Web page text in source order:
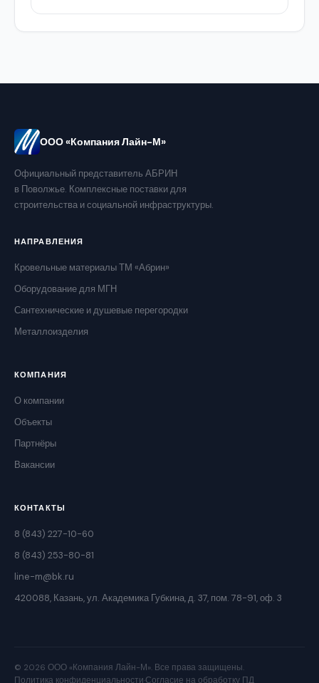
ООО «Компания Лайн-М»
Официальный представитель АБРИН
в Поволжье. Комплексные поставки для
строительства и социальной инфраструктуры.
НАПРАВЛЕНИЯ
Кровельные материалы ТМ «Абрин»
Оборудование для МГН
Сантехнические и душевые перегородки
Металлоизделия
КОМПАНИЯ
О компании
Объекты
Партнёры
Вакансии
КОНТАКТЫ
8 (843) 227-10-60
8 (843) 253-80-81
line-m@bk.ru
420088, Казань, ул. Академика Губкина, д. 37, пом. 78-91, оф. 3
© 2026 ООО «Компания Лайн-М». Все права защищены.
Политика конфиденциальности·Согласие на обработку ПД